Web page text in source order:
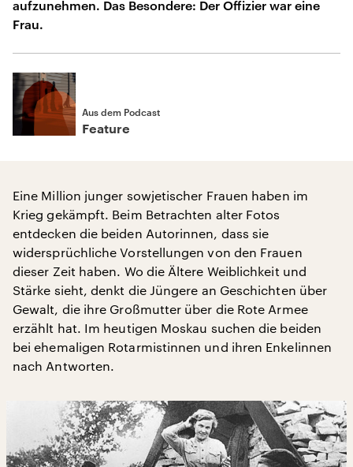
aufzunehmen. Das Besondere: Der Offizier war eine
Frau.
Aus dem Podcast
Feature
Eine Million junger sowjetischer Frauen haben im
Krieg gekämpft. Beim Betrachten alter Fotos
entdecken die beiden Autorinnen, dass sie
widersprüchliche Vorstellungen von den Frauen
dieser Zeit haben. Wo die Ältere Weiblichkeit und
Stärke sieht, denkt die Jüngere an Geschichten über
Gewalt, die ihre Großmutter über die Rote Armee
erzählt hat. Im heutigen Moskau suchen die beiden
bei ehemaligen Rotarmistinnen und ihren Enkelinnen
nach Antworten.